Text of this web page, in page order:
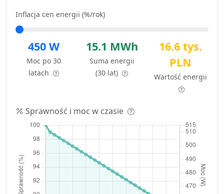
Inflacja cen energii (%/rok)
450 W
Moc po 30
latach
15.1 MWh
Suma energii
(30 lat)
16.6 tys.
PLN
Wartość energii
Sprawność i moc w czasie